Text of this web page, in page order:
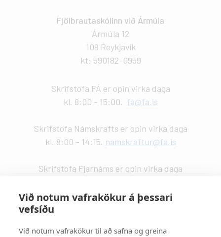
Við notum vafrakökur á þessari
vefsíðu
Við notum vafrakökur til að safna og greina
Fjölbrautaskólinn við Ármúla
Ármúla 12
108 Reykjavík
kt: 590182-0959
Skrifstofa FÁ er opin virka daga
kl. 8:00 - 15:00. fa@fa.is
Skrifstofa Námskrafts er opin virka daga
kl. 8:00 - 14:15. namskraftur@fa.is
Skrifstofa Fjarnáms er opin virka daga